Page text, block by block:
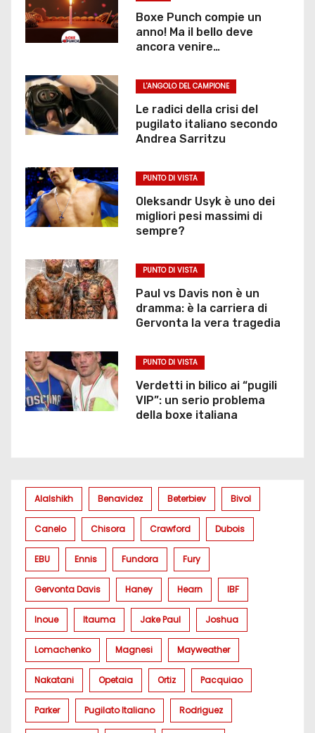
Boxe Punch compie un
anno! Ma il bello deve
ancora venire…
L'ANGOLO DEL CAMPIONE
Le radici della crisi del
pugilato italiano secondo
Andrea Sarritzu
PUNTO DI VISTA
Oleksandr Usyk è uno dei
migliori pesi massimi di
sempre?
PUNTO DI VISTA
Paul vs Davis non è un
dramma: è la carriera di
Gervonta la vera tragedia
PUNTO DI VISTA
Verdetti in bilico ai “pugili
VIP”: un serio problema
della boxe italiana
Alalshikh Benavidez Beterbiev Bivol
Canelo Chisora Crawford Dubois
EBU Ennis Fundora Fury
Gervonta Davis Haney Hearn IBF
Inoue Itauma Jake Paul Joshua
Lomachenko Magnesi Mayweather
Nakatani Opetaia Ortiz Pacquiao
Parker Pugilato Italiano Rodriguez